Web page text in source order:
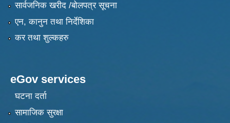
सार्वजनिक खरीद /बोलपत्र सूचना
एन, कानुन तथा निर्देशिका
कर तथा शुल्कहरु
eGov services
घटना दर्ता
सामाजिक सुरक्षा